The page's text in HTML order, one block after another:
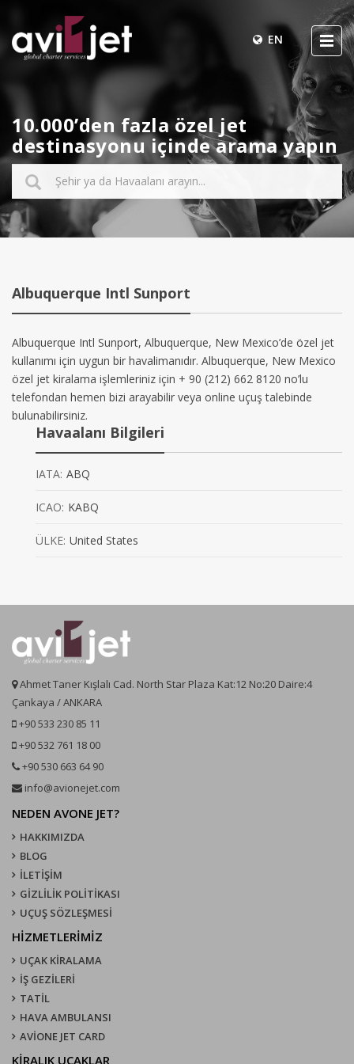
EN
10.000’den fazla özel jet
destinasyonu içinde arama yapın
Albuquerque Intl Sunport
Albuquerque Intl Sunport, Albuquerque, New Mexico’de özel jet
kullanımı için uygun bir havalimanıdır. Albuquerque, New Mexico
özel jet kiralama işlemleriniz için + 90 (212) 662 8120 no’lu
telefondan hemen bizi arayabilir veya online uçuş talebinde
bulunabilirsiniz.
Havaalanı Bilgileri
IATA: ABQ
ICAO: KABQ
ÜLKE: United States
Ahmet Taner Kışlalı Cad. North Star Plaza Kat:12 No:20 Daire:4
Çankaya / ANKARA
+90 533 230 85 11
+90 532 761 18 00
+90 530 663 64 90
info@avionejet.com
NEDEN AVONE JET?
HAKKIMIZDA
BLOG
İLETİŞİM
GİZLİLİK POLİTİKASI
UÇUŞ SÖZLEŞMESI
HİZMETLERİMİZ
UÇAK KIRALAMA
İŞ GEZİLERİ
TATİL
HAVA AMBULANSI
AVİONE JET CARD
KIRALIK UÇAKLAR